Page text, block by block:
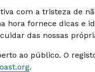
com a tristeza de
hora fornece dicas e
das nossas
ao público. O
.